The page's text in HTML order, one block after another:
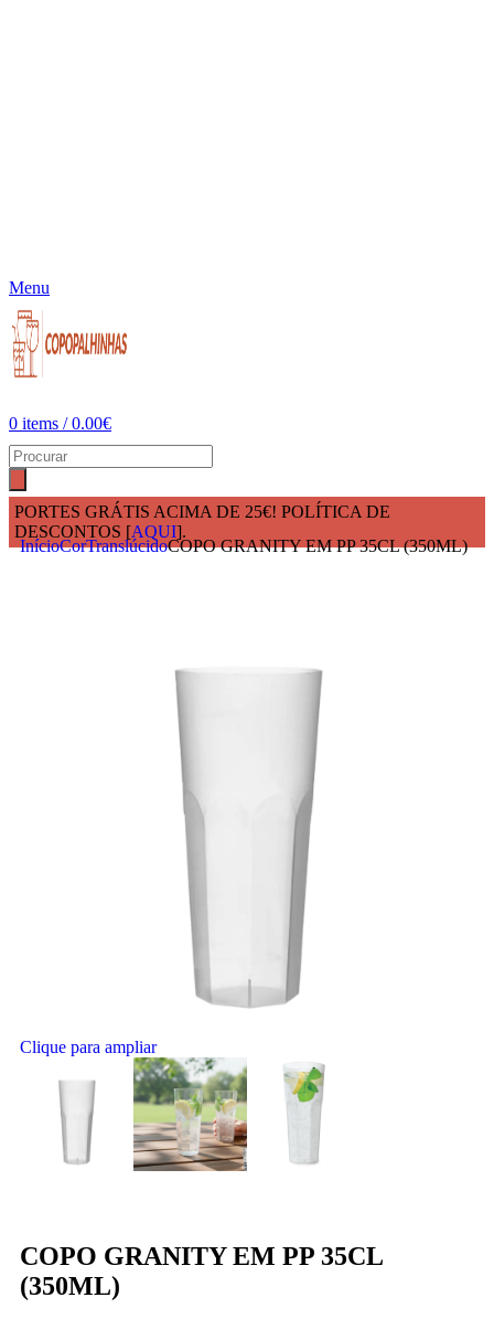
Menu
0 items / 0.00€
PORTES GRÁTIS ACIMA DE 25€! POLÍTICA DE
DESCONTOS [AQUI].
InícioCorTranslúcidoCOPO GRANITY EM PP 35CL (350ML)
Clique para ampliar
COPO GRANITY EM PP 35CL
(350ML)